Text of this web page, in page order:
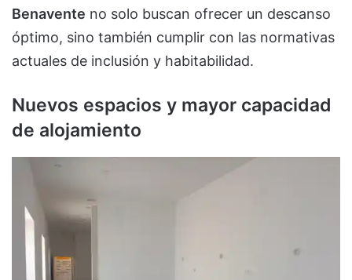
Benavente no solo buscan ofrecer un descanso
óptimo, sino también cumplir con las normativas
actuales de inclusión y habitabilidad.
Nuevos espacios y mayor capacidad
de alojamiento